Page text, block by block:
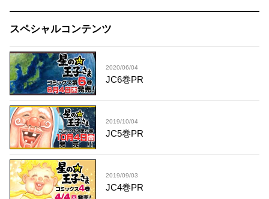
スペシャルコンテンツ
2020/06/04
JC6巻PR
2019/10/04
JC5巻PR
2019/09/03
JC4巻PR